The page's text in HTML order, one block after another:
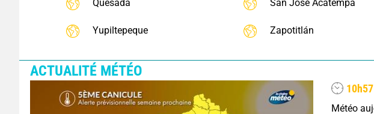
Quesada San José Acatempa
Yupiltepeque Zapotitlán
ACTUALITÉ MÉTÉO
10h57